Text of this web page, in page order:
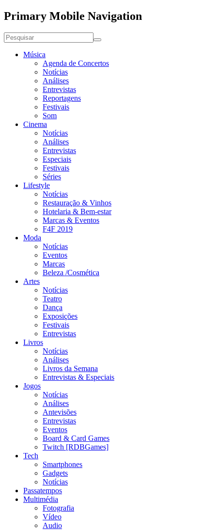
Primary Mobile Navigation
Música
Agenda de Concertos
Notícias
Análises
Entrevistas
Reportagens
Festivais
Som
Cinema
Notícias
Análises
Entrevistas
Especiais
Festivais
Séries
Lifestyle
Notícias
Restauração & Vinhos
Hotelaria & Bem-estar
Marcas & Eventos
F4F 2019
Moda
Notícias
Eventos
Marcas
Beleza /Cosmética
Artes
Notícias
Teatro
Dança
Exposições
Festivais
Entrevistas
Livros
Notícias
Análises
Livros da Semana
Entrevistas & Especiais
Jogos
Notícias
Análises
Antevisões
Entrevistas
Eventos
Board & Card Games
Twitch [RDBGames]
Tech
Smartphones
Gadgets
Notícias
Passatempos
Multimédia
Fotografia
Vídeo
Audio